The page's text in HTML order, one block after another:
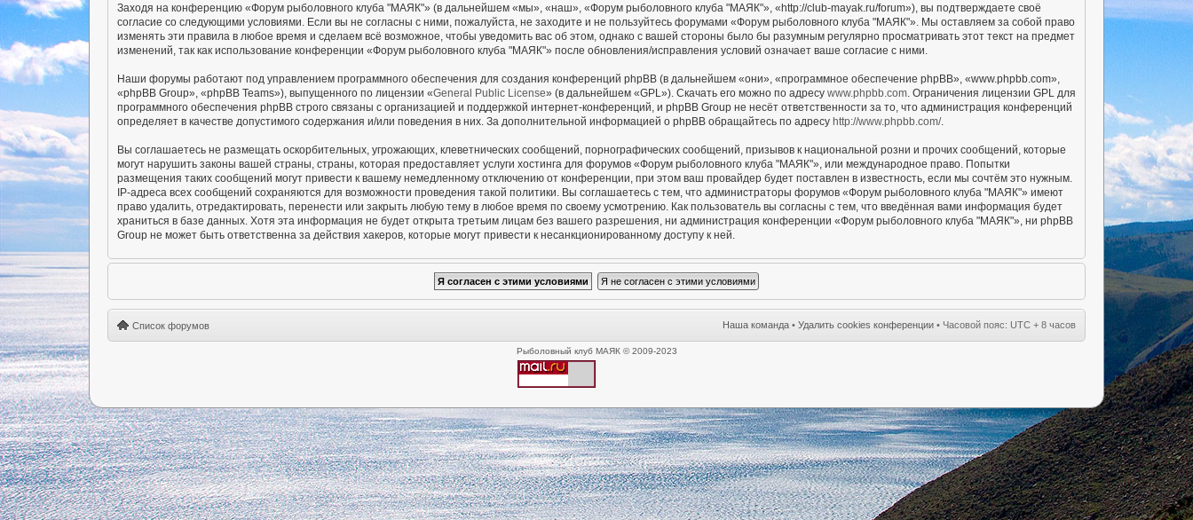
Заходя на конференцию «Форум рыболовного клуба "МАЯК"» (в дальнейшем «мы», «наш», «Форум рыболовного клуба "МАЯК"», «http://club-mayak.ru/forum»), вы подтверждаете своё
согласие со следующими условиями. Если вы не согласны с ними, пожалуйста, не заходите и не пользуйтесь форумами «Форум рыболовного клуба "МАЯК"». Мы оставляем за собой право
изменять эти правила в любое время и сделаем всё возможное, чтобы уведомить вас об этом, однако с вашей стороны было бы разумным регулярно просматривать этот текст на предмет
изменений, так как использование конференции «Форум рыболовного клуба "МАЯК"» после обновления/исправления условий означает ваше согласие с ними.
Наши форумы работают под управлением программного обеспечения для создания конференций phpBB (в дальнейшем «они», «программное обеспечение phpBB», «www.phpbb.com»,
«phpBB Group», «phpBB Teams»), выпущенного по лицензии «General Public License» (в дальнейшем «GPL»). Скачать его можно по адресу www.phpbb.com . Ограничения лицензии GPL для
программного обеспечения phpBB строго связаны с организацией и поддержкой интернет-конференций, и phpBB Group не несёт ответственности за то, что администрация конференций
определяет в качестве допустимого содержания и/или поведения в них. За дополнительной информацией о phpBB обращайтесь по адресу http://www.phpbb.com/.
Вы соглашаетесь не размещать оскорбительных, угрожающих, клеветнических сообщений, порнографических сообщений, призывов к национальной розни и прочих сообщений, которые
могут нарушить законы вашей страны, страны, которая предоставляет услуги хостинга для форумов «Форум рыболовного клуба "МАЯК"», или международное право. Попытки
размещения таких сообщений могут привести к вашему немедленному отключению от конференции, при этом ваш провайдер будет поставлен в известность, если мы сочтём это нужным.
IP-адреса всех сообщений сохраняются для возможности проведения такой политики. Вы соглашаетесь с тем, что администраторы форумов «Форум рыболовного клуба "МАЯК"» имеют
право удалить, отредактировать, перенести или закрыть любую тему в любое время по своему усмотрению. Как пользователь вы согласны с тем, что введённая вами информация будет
храниться в базе данных. Хотя эта информация не будет открыта третьим лицам без вашего разрешения, ни администрация конференции «Форум рыболовного клуба "МАЯК"», ни phpBB
Group не может быть ответственна за действия хакеров, которые могут привести к несанкционированному доступу к ней.
Список форумов Наша команда • Удалить cookies конференции • Часовой пояс: UTC + 8 часов
Рыболовный клуб МАЯК © 2009-2023